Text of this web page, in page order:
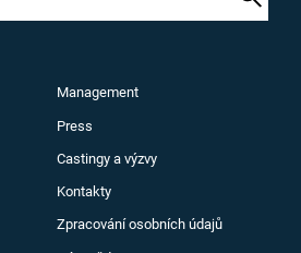
Management
Press
Castingy a výzvy
Kontakty
Zpracování osobních údajů